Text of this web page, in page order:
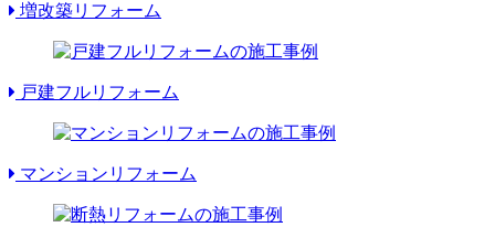
増改築リフォーム
戸建フルリフォーム
マンションリフォーム